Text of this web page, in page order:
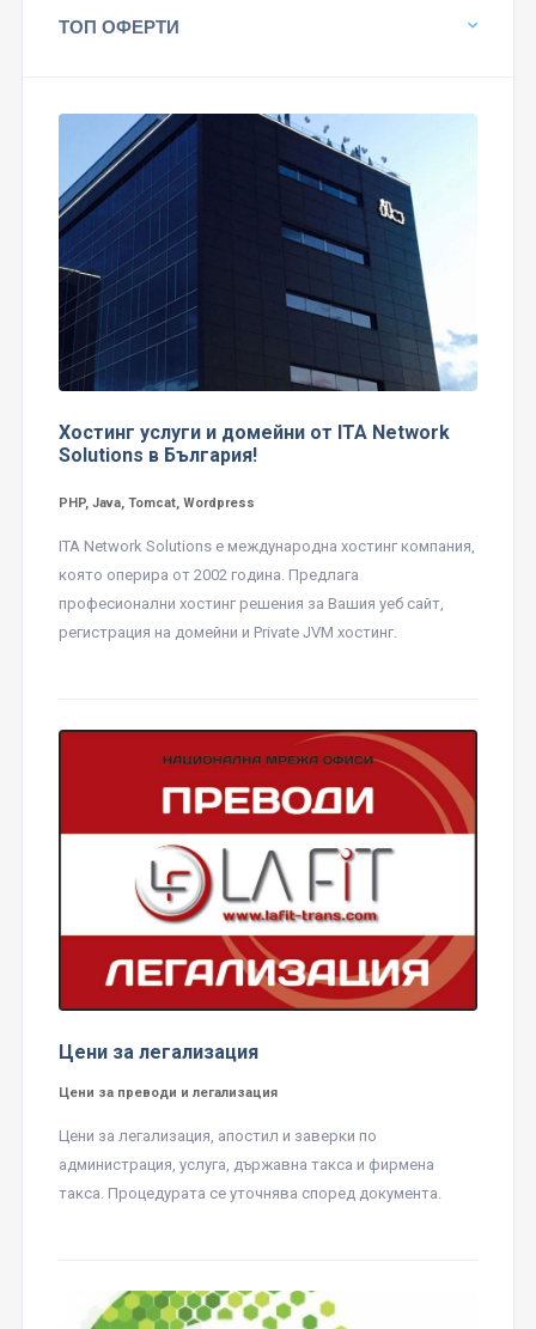
ТОП ОФЕРТИ
Хостинг услуги и домейни от ITA Network
Solutions в България!
PHP, Java, Tomcat, Wordpress
ITA Network Solutions е международна хостинг компания,
която оперира от 2002 година. Предлага
професионални хостинг решения за Вашия уеб сайт,
регистрация на домейни и Private JVM хостинг.
Цени за легализация
Цени за преводи и легализация
Цени за легализация, апостил и заверки по
администрация, услуга, държавна такса и фирмена
такса. Процедурата се уточнява според документа.